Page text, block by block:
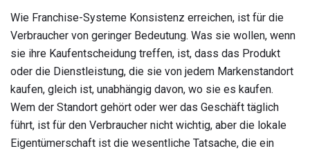
Wie Franchise-Systeme Konsistenz erreichen, ist für die
Verbraucher von geringer Bedeutung. Was sie wollen, wenn
sie ihre Kaufentscheidung treffen, ist, dass das Produkt
oder die Dienstleistung, die sie von jedem Markenstandort
kaufen, gleich ist, unabhängig davon, wo sie es kaufen.
Wem der Standort gehört oder wer das Geschäft täglich
führt, ist für den Verbraucher nicht wichtig, aber die lokale
Eigentümerschaft ist die wesentliche Tatsache, die ein